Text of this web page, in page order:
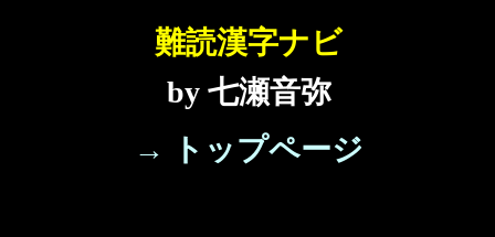
難読漢字ナビ
by 七瀬音弥
→ トップページ